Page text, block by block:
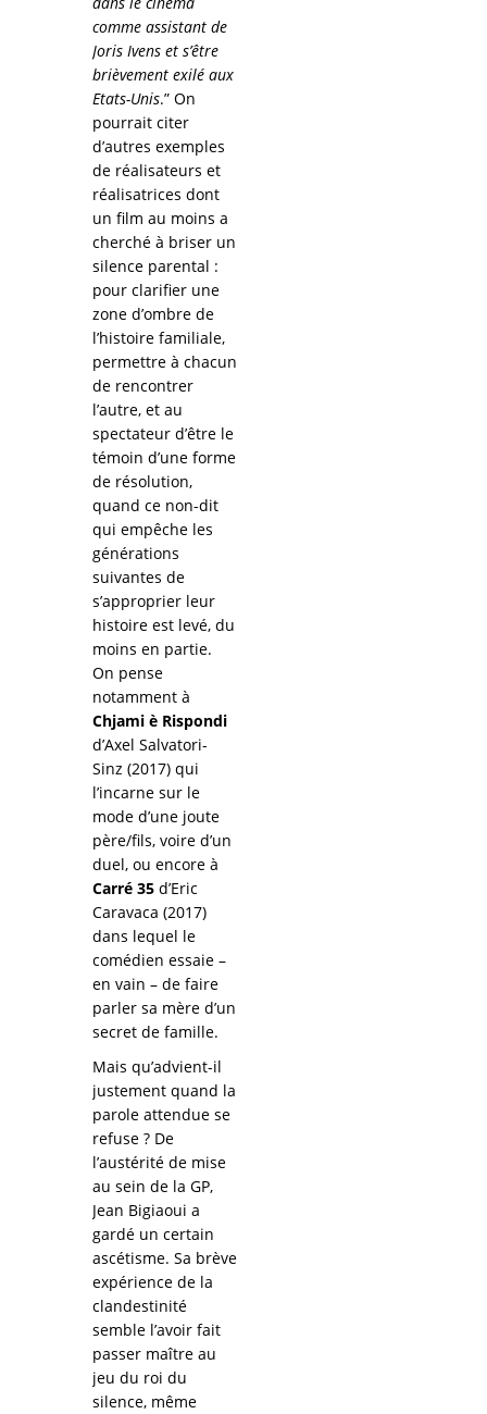
comme assistant de
Joris Ivens et s’être
brièvement exilé aux
Etats-Unis.” On
pourrait citer
d’autres exemples
de réalisateurs et
réalisatrices dont
un film au moins a
cherché à briser un
silence parental :
pour clarifier une
zone d’ombre de
l’histoire familiale,
permettre à chacun
de rencontrer
l’autre, et au
spectateur d’être le
témoin d’une forme
de résolution,
quand ce non-dit
qui empêche les
générations
suivantes de
s’approprier leur
histoire est levé, du
moins en partie.
On pense
notamment à
Chjami è Rispondi
d’Axel Salvatori-
Sinz (2017) qui
l’incarne sur le
mode d’une joute
père/fils, voire d’un
duel, ou encore à
Carré 35 d’Eric
Caravaca (2017)
dans lequel le
comédien essaie –
en vain – de faire
parler sa mère d’un
secret de famille.
Mais qu’advient-il
justement quand la
parole attendue se
refuse ? De
l’austérité de mise
au sein de la GP,
Jean Bigiaoui a
gardé un certain
ascétisme. Sa brève
expérience de la
clandestinité
semble l’avoir fait
passer maître au
jeu du roi du
silence, même